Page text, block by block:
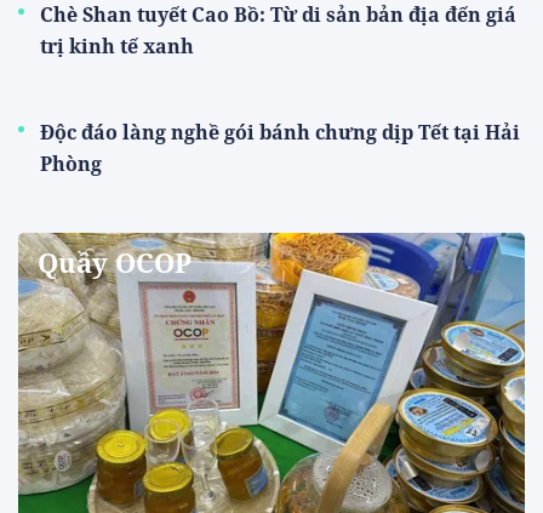
Chè Shan tuyết Cao Bồ: Từ di sản bản địa đến giá
trị kinh tế xanh
Độc đáo làng nghề gói bánh chưng dịp Tết tại Hải
Phòng
Quầy OCOP